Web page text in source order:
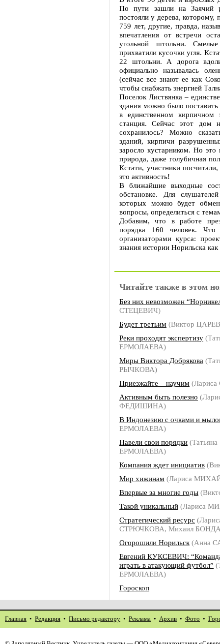
По пути зашли на Заячий
постояли у дерева, которому,
759 лет, другие, правда,
впечатления от встречи
угольной штольни.
прихватили кусочки угля.
22 штольни. А дорога
официально называлась
(сейчас все знают ее как
чтобы снабжать энергией
Поселок Листвянка –
здания можно было
в единственном кирпичном
станция. Сейчас этот дом
сохранилось? Можно
зданий, кирпичи
заросло кустарником. Но это
природа, даже голубичная
Кстати, участники
это активность!
В ближайшие выходные
обстановке. Для
которых можно будет
вопросы, определиться с
Добавим, что в работе
порядка 160 человек. Что
организаторами курса:
знания истории Норильска
Читайте также в этом
Без них невозможен
СТЕЦЕВИЧ)
Будет третьим (Виктор
Реки проходят экспертизу
ЕРМОЛАЕВА)
Миры Виктора Добрякова
РЫЧКОВА)
Приезжайте – научим
Активным быть полезно
ФЕДИШИНА)
В Индонезию с очками и
ЕРМОЛАЕВА)
Навели свои порядки (Татьяна
ЕРМОЛАЕВА)
Компания ждет инициатив
Мир хижинам (Лариса
Впервые за многие годы
Такой уникальный (Лариса
Стратегический ресурс
СТРЮЧКОВА, Михаил
Огорошили Норильск (Анна
Евгений КУКСЕВИЧ:
играть в атакующий футбол”
ЕРМОЛАЕВА)
Гороскоп
Главная • Редакция • Письмо редактору • Реклама • Архив • Фото •